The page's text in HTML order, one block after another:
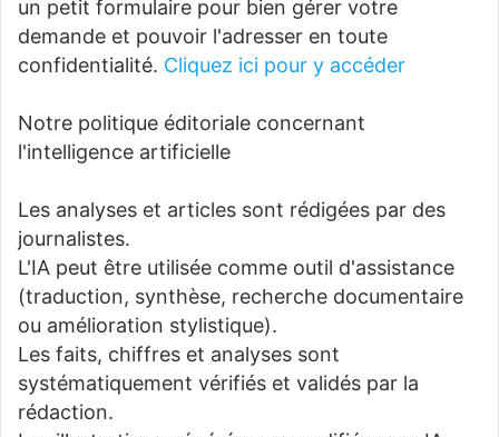
un petit formulaire pour bien gérer votre
demande et pouvoir l'adresser en toute
confidentialité. Cliquez ici pour y accéder
Notre politique éditoriale concernant
l'intelligence artificielle
Les analyses et articles sont rédigées par des
journalistes.
L'IA peut être utilisée comme outil d'assistance
(traduction, synthèse, recherche documentaire
ou amélioration stylistique).
Les faits, chiffres et analyses sont
systématiquement vérifiés et validés par la
rédaction.